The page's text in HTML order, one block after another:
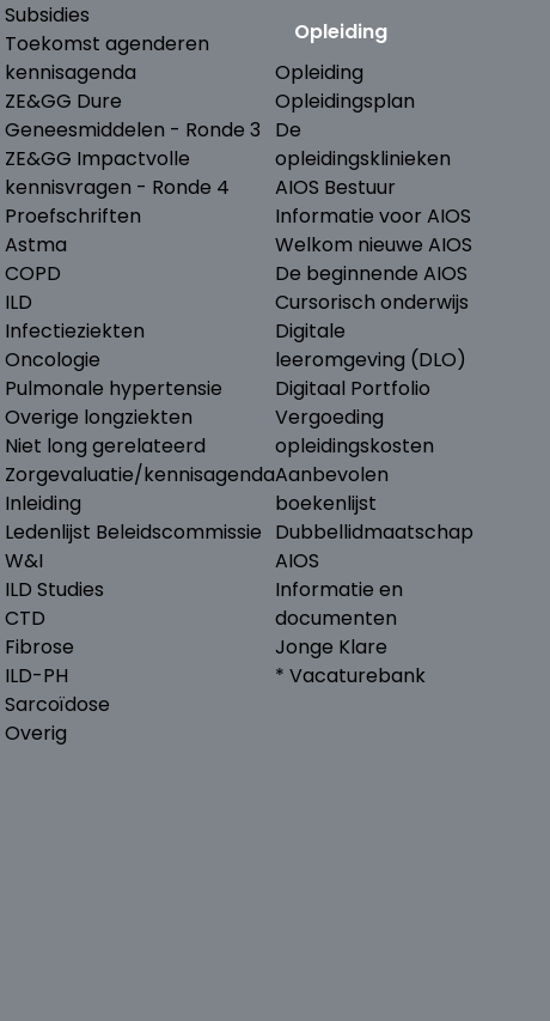
Subsidies
Toekomst agenderen
kennisagenda
ZE&GG Dure
Geneesmiddelen - Ronde 3
ZE&GG Impactvolle
kennisvragen - Ronde 4
Proefschriften
Astma
COPD
ILD
Infectieziekten
Oncologie
Pulmonale hypertensie
Overige longziekten
Niet long gerelateerd
Zorgevaluatie/kennisagenda
Inleiding
Ledenlijst Beleidscommissie
W&I
ILD Studies
CTD
Fibrose
ILD-PH
Sarcoïdose
Overig
Opleiding
Opleiding
Opleidingsplan
De
opleidingsklinieken
AIOS Bestuur
Informatie voor AIOS
Welkom nieuwe AIOS
De beginnende AIOS
Cursorisch onderwijs
Digitale
leeromgeving (DLO)
Digitaal Portfolio
Vergoeding
opleidingskosten
Aanbevolen
boekenlijst
Dubbellidmaatschap
AIOS
Informatie en
documenten
Jonge Klare
* Vacaturebank